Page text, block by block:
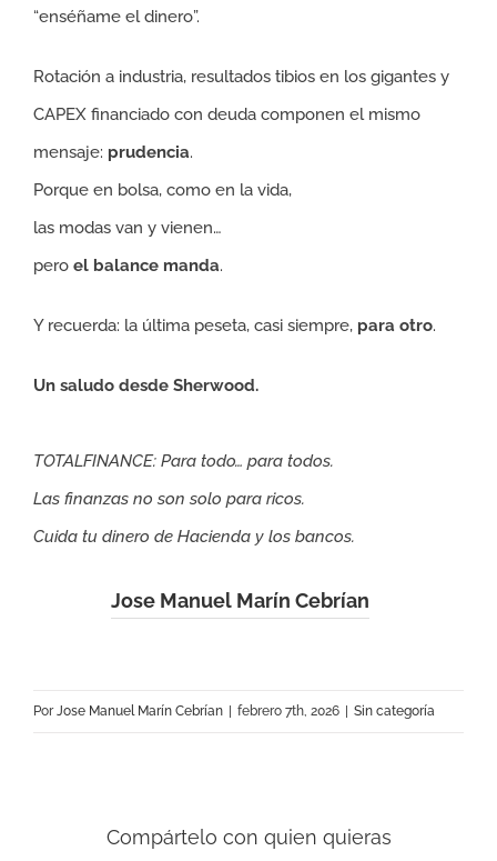
“enséñame el dinero”.
Rotación a industria, resultados tibios en los gigantes y
CAPEX financiado con deuda componen el mismo
mensaje: prudencia.
Porque en bolsa, como en la vida,
las modas van y vienen…
pero el balance manda.
Y recuerda: la última peseta, casi siempre, para otro.
Un saludo desde Sherwood.
TOTALFINANCE: Para todo… para todos.
Las finanzas no son solo para ricos.
Cuida tu dinero de Hacienda y los bancos.
Jose Manuel Marín Cebrían
PorJose Manuel Marín Cebrían febrero 7th, 2026 Sin categoría
Compártelo con quien quieras